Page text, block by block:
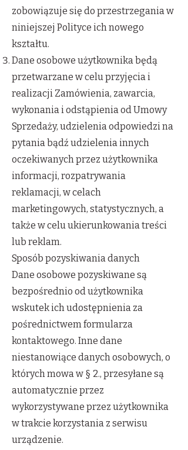
zobowiązuje się do przestrzegania w
niniejszej Polityce ich nowego
kształtu.
Dane osobowe użytkownika będą
przetwarzane w celu przyjęcia i
realizacji Zamówienia, zawarcia,
wykonania i odstąpienia od Umowy
Sprzedaży, udzielenia odpowiedzi na
pytania bądź udzielenia innych
oczekiwanych przez użytkownika
informacji, rozpatrywania
reklamacji, w celach
marketingowych, statystycznych, a
także w celu ukierunkowania treści
lub reklam.
Sposób pozyskiwania danych
Dane osobowe pozyskiwane są
bezpośrednio od użytkownika
wskutek ich udostępnienia za
pośrednictwem formularza
kontaktowego. Inne dane
niestanowiące danych osobowych, o
których mowa w § 2., przesyłane są
automatycznie przez
wykorzystywane przez użytkownika
w trakcie korzystania z serwisu
urządzenie.